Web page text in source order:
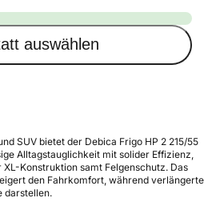
auswählen
SUV bietet der Debica Frigo HP 2 215/55
Alltagstauglichkeit mit solider Effizienz,
Konstruktion samt Felgenschutz. Das
den Fahrkomfort, während verlängerte
darstellen.